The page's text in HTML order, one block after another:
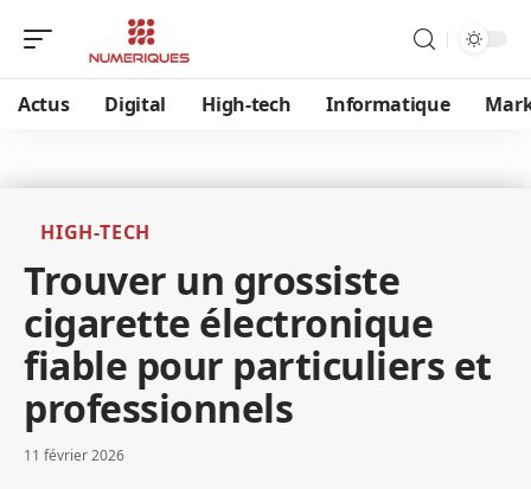
Actus Digital High-tech Informatique
HIGH-TECH
Trouver un grossiste
cigarette électronique
fiable pour particuliers et
professionnels
11 février 2026